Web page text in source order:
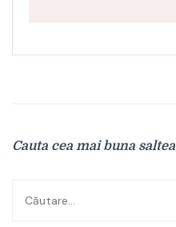
Cauta cea mai buna saltea
Caută